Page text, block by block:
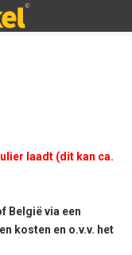
laadt (dit kan ca.
België via een
kosten en o.v.v. het